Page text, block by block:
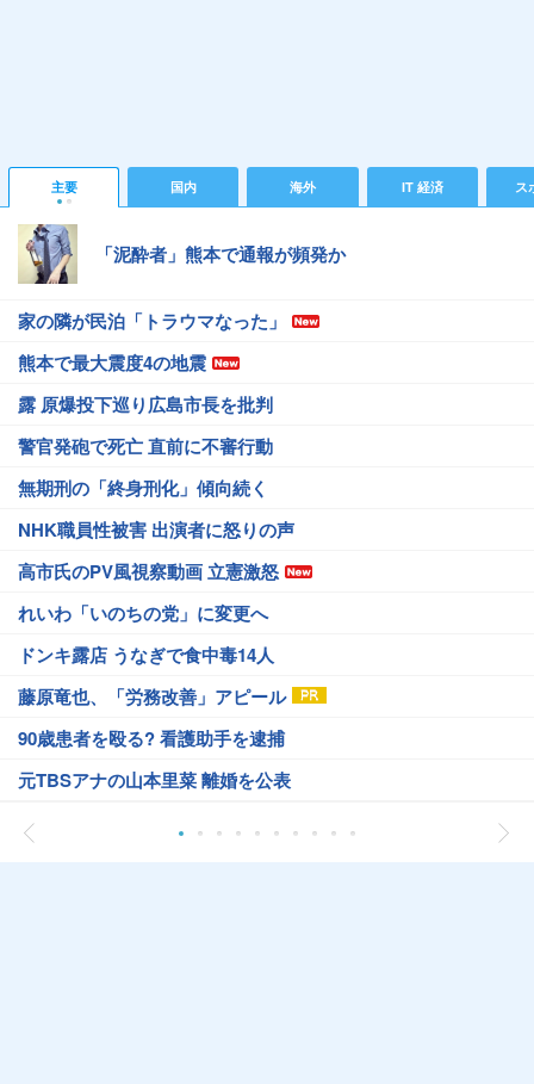
主要 国内 海外 IT 経済 ス
「泥酔者」熊本で通報が頻発か
家の隣が民泊「トラウマなった」
熊本で最大震度4の地震
露 原爆投下巡り広島市長を批判
警官発砲で死亡 直前に不審行動
無期刑の「終身刑化」傾向続く
NHK職員性被害 出演者に怒りの声
高市氏のPV風視察動画 立憲激怒
れいわ「いのちの党」に変更へ
ドンキ露店 うなぎで食中毒14人
藤原竜也、「労務改善」アピール
90歳患者を殴る? 看護助手を逮捕
元TBSアナの山本里菜 離婚を公表